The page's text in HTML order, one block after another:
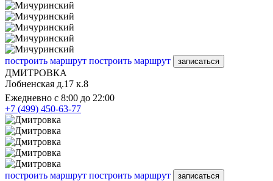
построить маршрут построить маршрут записаться
ДМИТРОВКА
Лобненская д.17 к.8
Ежедневно с 8:00 до 22:00
+7 (499) 450-63-77
построить маршрут построить маршрут записаться